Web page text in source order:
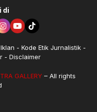
di
Kode Etik Jurnalistik
Disclaimer
GALLERY– All rights